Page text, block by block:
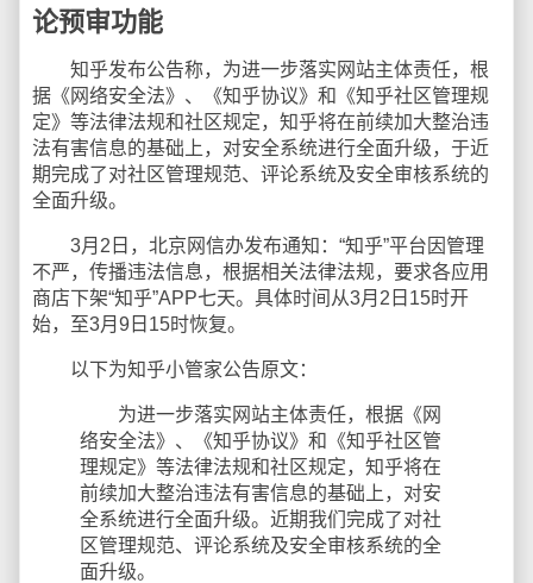
论预审功能
知乎发布公告称，为进一步落实网站主体责任，根
据《网络安全法》、《知乎协议》和《知乎社区管理规
定》等法律法规和社区规定，知乎将在前续加大整治违
法有害信息的基础上，对安全系统进行全面升级，于近
期完成了对社区管理规范、评论系统及安全审核系统的
全面升级。
3月2日，北京网信办发布通知：“知乎”平台因管理
不严，传播违法信息，根据相关法律法规，要求各应用
商店下架“知乎”APP七天。具体时间从3月2日15时开
始，至3月9日15时恢复。
以下为知乎小管家公告原文：
为进一步落实网站主体责任，根据《网
络安全法》、《知乎协议》和《知乎社区管
理规定》等法律法规和社区规定，知乎将在
前续加大整治违法有害信息的基础上，对安
全系统进行全面升级。近期我们完成了对社
区管理规范、评论系统及安全审核系统的全
面升级。